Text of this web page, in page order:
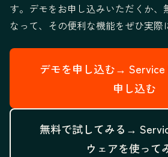
す。デモをお申し込みいただくか、
なって、その便利な機能をぜひ実際
デモを申し込む→ Service
申し込む
無料で試してみる→
ウェアを使って